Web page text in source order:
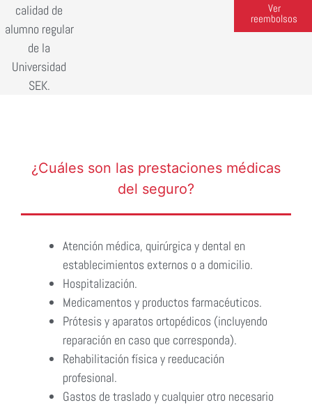
calidad de
alumno regular
de la
Universidad
SEK.
Ver
reembolsos
¿Cuáles son las prestaciones médicas
del seguro?
Atención médica, quirúrgica y dental en
establecimientos externos o a domicilio.
Hospitalización.
Medicamentos y productos farmacéuticos.
Prótesis y aparatos ortopédicos (incluyendo
reparación en caso que corresponda).
Rehabilitación física y reeducación
profesional.
Gastos de traslado y cualquier otro necesario